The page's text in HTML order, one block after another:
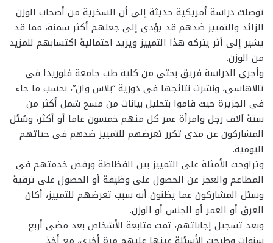
توصلت دراسة أمريكية حديثة إلى أن السخرية من أصحاب الوزن
الزائد والتمييز ضدهم قد يؤدى إلى جعلهم أكثر سمنة، مما قد
يشير إلى أثر يتركه هذا التمييز ويزيد احتمالية اكتسابهم للمزيد
من الوزن.
وأجرى الدراسة فريق بحثى من كلية طب جامعة فلوريدا فى
تالاهاسى، ونشرت نتائجها فى دورية “بلاس وان”، بحسب ما جاء
فى الجزيرة حيث قاموا بتحليل بيانات من مسح شمل أكثر من
ستة آلاف رجل وامرأة عمر كل منهم خمسون عاما أو أكثر، وسُئل
المشاركون عن مدى تكرر تعرضهم للتمييز ضدهم فى حياتهم
اليومية.
وتراوحت الأمثلة على التمييز بين الفظاظة ورفض خدمتهم فى
المطاعم والعجز عن الحصول على وظيفة أو الحصول على ترقية
وسئل المشاركون عما يظنون أنه سبب تعرضهم للتمييز، أكان
العرق أو العمر أو الجنس أو الوزن.
وبعد تسجيل إجاباتهم، تمت متابعة الأشخاص بعد مضى أربع